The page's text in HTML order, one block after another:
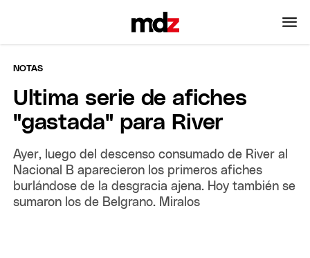
NOTAS
Ultima serie de afiches
"gastada" para River
Ayer, luego del descenso consumado de River al
Nacional B aparecieron los primeros afiches
burlándose de la desgracia ajena. Hoy también se
sumaron los de Belgrano. Miralos